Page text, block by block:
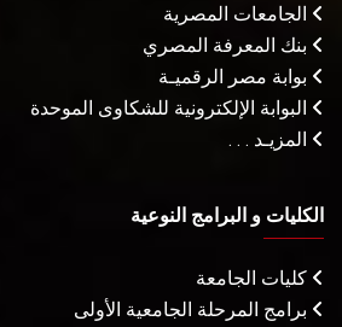
الجامعات المصرية
بنك المعرفة المصري
بوابة مصر الرقميـة
البوابة الإلكترونية للشكاوى الموحدة
المزيـد . . .
الكليات و البرامج النوعية
كليات الجامعة
برامج المرحلة الجامعية الأولى